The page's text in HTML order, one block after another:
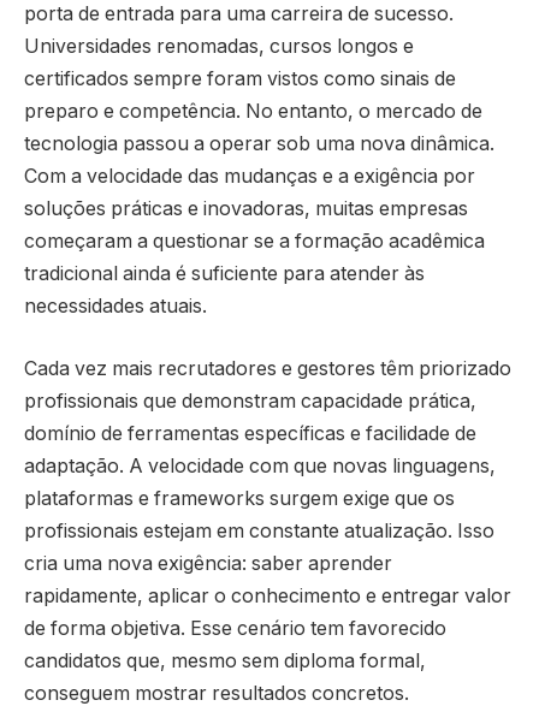
porta de entrada para uma carreira de sucesso.
Universidades renomadas, cursos longos e
certificados sempre foram vistos como sinais de
preparo e competência. No entanto, o mercado de
tecnologia passou a operar sob uma nova dinâmica.
Com a velocidade das mudanças e a exigência por
soluções práticas e inovadoras, muitas empresas
começaram a questionar se a formação acadêmica
tradicional ainda é suficiente para atender às
necessidades atuais.
Cada vez mais recrutadores e gestores têm priorizado
profissionais que demonstram capacidade prática,
domínio de ferramentas específicas e facilidade de
adaptação. A velocidade com que novas linguagens,
plataformas e frameworks surgem exige que os
profissionais estejam em constante atualização. Isso
cria uma nova exigência: saber aprender
rapidamente, aplicar o conhecimento e entregar valor
de forma objetiva. Esse cenário tem favorecido
candidatos que, mesmo sem diploma formal,
conseguem mostrar resultados concretos.